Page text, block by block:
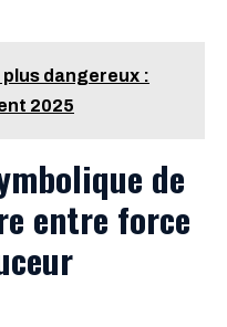
plus dangereux :
2025
de
entre force